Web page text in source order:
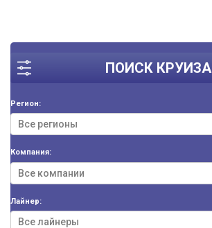
ПОИСК КРУИЗА
Регион:
Компания:
Лайнер: